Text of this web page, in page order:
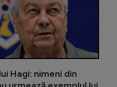
Hagi: nimeni din